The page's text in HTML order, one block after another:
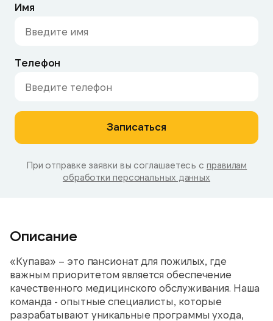
Имя
Телефон
Записаться
При отправке заявки вы соглашаетесь с правилам
обработки персональных данных
Описание
«Купава» – это пансионат для пожилых, где
важным приоритетом является обеспечение
качественного медицинского обслуживания. Наша
команда - опытные специалисты, которые
разрабатывают уникальные программы ухода,